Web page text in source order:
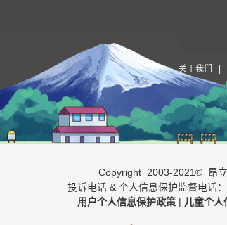
关于我们
Copyright 2003-2021© 昂
投诉电话 & 个人信息保护监督电话
用户个人信息保护政策 | 儿童个人